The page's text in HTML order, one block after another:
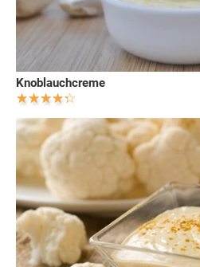
Knoblauchcreme